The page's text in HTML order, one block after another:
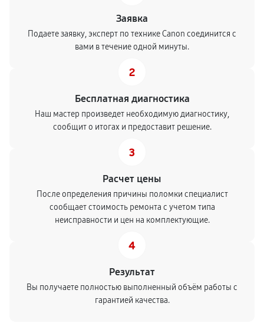
Заявка
Подаете заявку, эксперт по технике Canon соединится с
вами в течение одной минуты.
2
Бесплатная диагностика
Наш мастер произведет необходимую диагностику,
сообщит о итогах и предоставит решение.
3
Расчет цены
После определения причины поломки специалист
сообщает стоимость ремонта с учетом типа
неисправности и цен на комплектующие.
4
Результат
Вы получаете полностью выполненный объём работы с
гарантией качества.